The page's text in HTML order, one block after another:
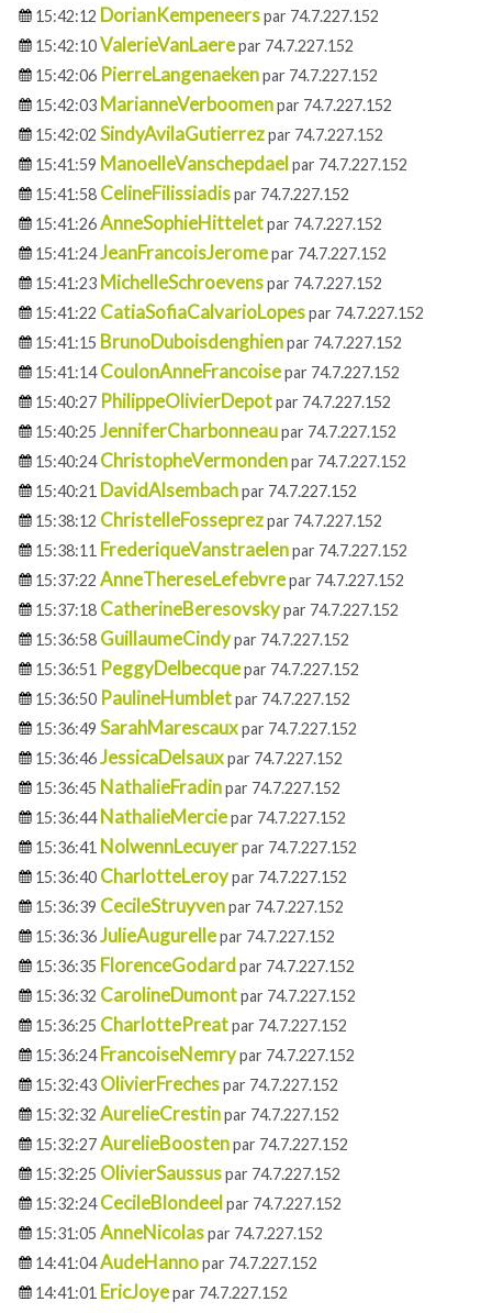
15:42:12 DorianKempeneerspar 74.7.227.152
15:42:10ValerieVanLaerepar 74.7.227.152
15:42:06 PierreLangenaekenpar 74.7.227.152
15:42:03 MarianneVerboomenpar 74.7.227.152
15:42:02 SindyAvilaGutierrezpar 74.7.227.152
15:41:59 ManoelleVanschepdael par 74.7.227.152
15:41:58 CelineFilissiadispar 74.7.227.152
15:41:26AnneSophieHitteletpar 74.7.227.152
15:41:24JeanFrancoisJeromepar 74.7.227.152
15:41:23 MichelleSchroevenspar 74.7.227.152
15:41:22 CatiaSofiaCalvarioLopespar 74.7.227.152
15:41:15 BrunoDuboisdenghienpar 74.7.227.152
15:41:14 CoulonAnneFrancoisepar 74.7.227.152
15:40:27 PhilippeOlivierDepotpar 74.7.227.152
15:40:25 JenniferCharbonneaupar 74.7.227.152
15:40:24 ChristopheVermondenpar 74.7.227.152
15:40:21 DavidAlsembachpar 74.7.227.152
15:38:12 ChristelleFosseprezpar 74.7.227.152
15:38:11 FrederiqueVanstraelenpar 74.7.227.152
15:37:22 AnneThereseLefebvrepar 74.7.227.152
15:37:18 CatherineBeresovskypar 74.7.227.152
15:36:58 GuillaumeCindypar 74.7.227.152
15:36:51 PeggyDelbecquepar 74.7.227.152
15:36:50 PaulineHumbletpar 74.7.227.152
15:36:49 SarahMarescauxpar 74.7.227.152
15:36:46JessicaDelsauxpar 74.7.227.152
15:36:45 NathalieFradinpar 74.7.227.152
15:36:44 NathalieMerciepar 74.7.227.152
15:36:41 NolwennLecuyerpar 74.7.227.152
15:36:40 CharlotteLeroypar 74.7.227.152
15:36:39 CecileStruyvenpar 74.7.227.152
15:36:36JulieAugurellepar 74.7.227.152
15:36:35 FlorenceGodard par 74.7.227.152
15:36:32 CarolineDumontpar 74.7.227.152
15:36:25 CharlottePreatpar 74.7.227.152
15:36:24 FrancoiseNemrypar 74.7.227.152
15:32:43 OlivierFrechespar 74.7.227.152
15:32:32 AurelieCrestinpar 74.7.227.152
15:32:27AurelieBoostenpar 74.7.227.152
15:32:25 OlivierSaussuspar 74.7.227.152
15:32:24 CecileBlondeel par 74.7.227.152
15:31:05 AnneNicolaspar 74.7.227.152
14:41:04AudeHannopar 74.7.227.152
14:41:01 EricJoyepar 74.7.227.152